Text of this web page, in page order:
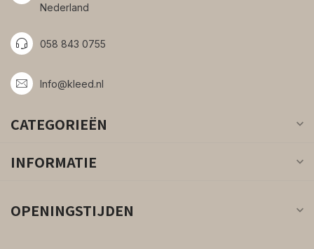
Nederland
058 843 0755
Info@kleed.nl
CATEGORIEËN
INFORMATIE
OPENINGSTIJDEN